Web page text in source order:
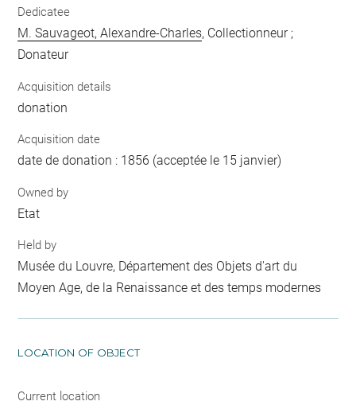
Dedicatee
M. Sauvageot, Alexandre-Charles, Collectionneur ;
Donateur
Acquisition details
donation
Acquisition date
date de donation : 1856 (acceptée le 15 janvier)
Owned by
Etat
Held by
Musée du Louvre, Département des Objets d'art du
Moyen Age, de la Renaissance et des temps modernes
LOCATION OF OBJECT
Current location